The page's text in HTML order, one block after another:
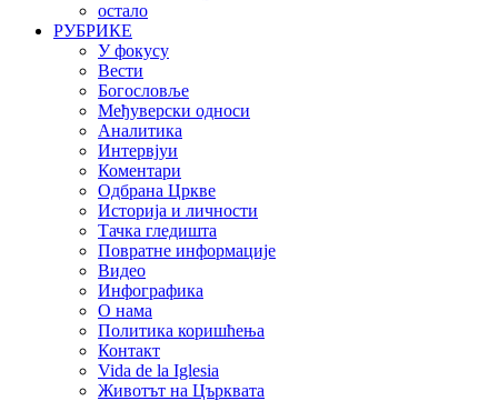
остало
РУБРИКЕ
У фокусу
Вести
Богословље
Међуверски односи
Аналитика
Интервјуи
Коментари
Одбрана Цркве
Историја и личности
Тачка гледишта
Повратне информације
Видео
Инфографика
О нама
Политика коришћења
Контакт
Vida de la Iglesia
Животът на Църквата